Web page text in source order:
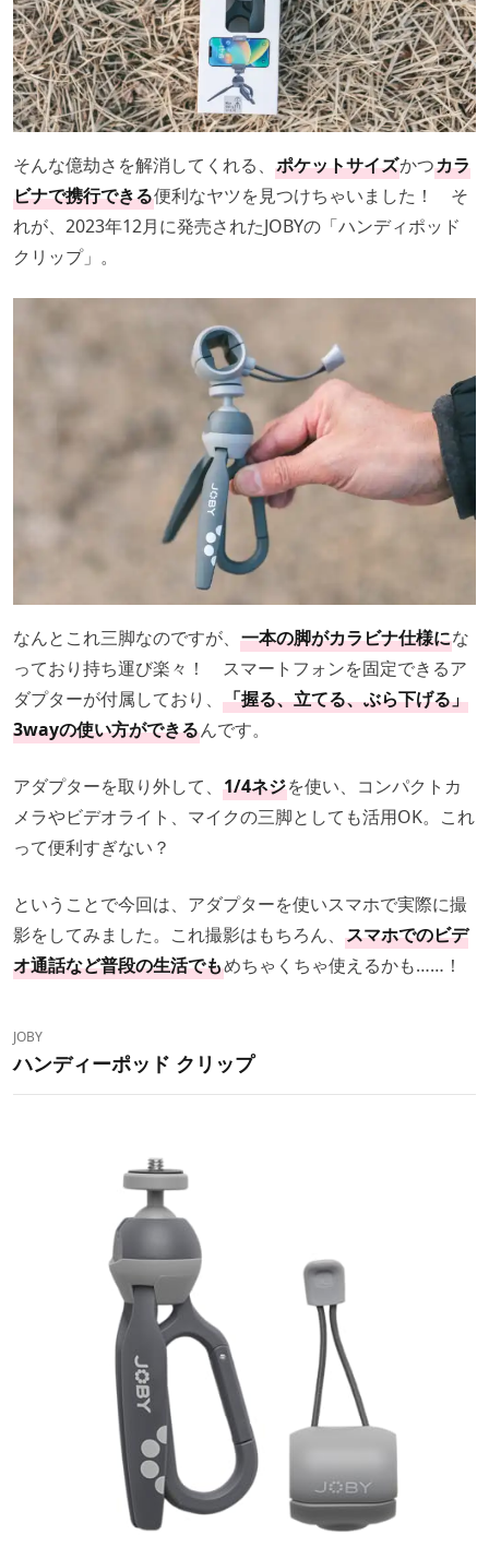
そんな億劫さを解消してくれる、 ポケットサイズかつカラ
ビナで携行できる便利なヤツを見つけちゃいました！ そ
れが、2023年12月に発売されたJOBYの「ハンディポッド
クリップ」。
なんとこれ三脚なのですが、 一本の脚がカラビナ仕様にな
っており持ち運び楽々！ スマートフォンを固定できるア
ダプターが付属しており、 「握る、立てる、ぶら下げる」
3wayの使い方ができるんです。
アダプターを取り外して、 1/4ネジを使い、コンパクトカ
メラやビデオライト、マイクの三脚としても活用OK。これ
って便利すぎない？
ということで今回は、アダプターを使いスマホで実際に撮
影をしてみました。これ撮影はもちろん、 スマホでのビデ
オ通話など普段の生活でもめちゃくちゃ使えるかも……！
JOBY
ハンディーポッド クリップ